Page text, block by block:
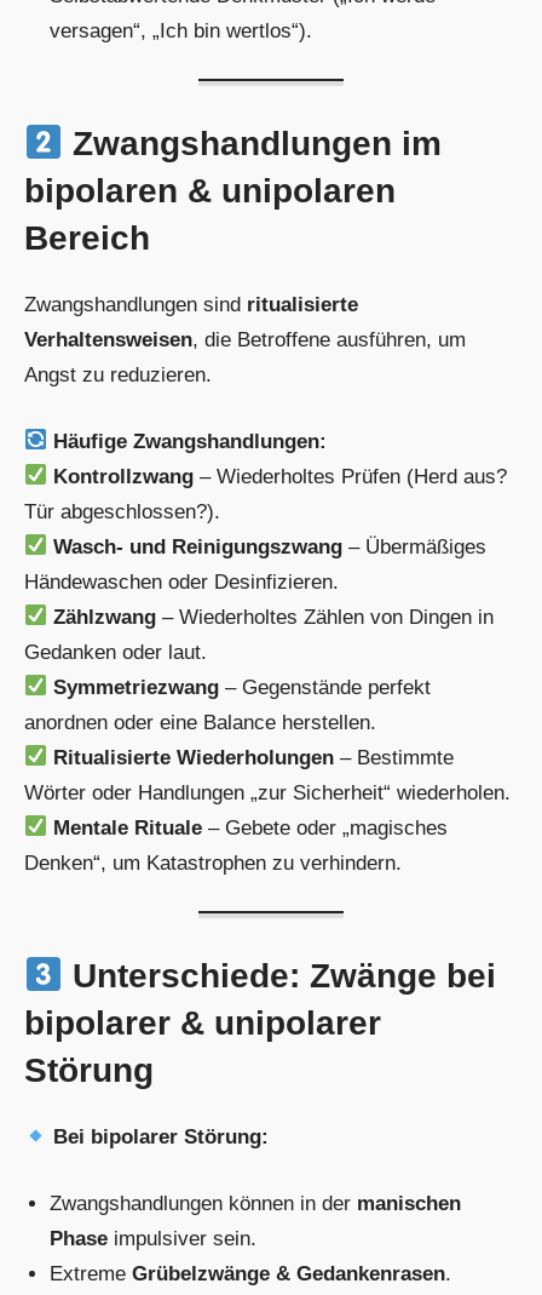
versagen“, „Ich bin wertlos“).
Zwangshandlungen im
bipolaren & unipolaren
Bereich
Zwangshandlungen sind ritualisierte
Verhaltensweisen, die Betroffene ausführen, um
Angst zu reduzieren.
Häufige Zwangshandlungen:
Kontrollzwang – Wiederholtes Prüfen (Herd aus?
Tür abgeschlossen?).
Wasch- und Reinigungszwang – Übermäßiges
Händewaschen oder Desinfizieren.
Zählzwang – Wiederholtes Zählen von Dingen in
Gedanken oder laut.
Symmetriezwang – Gegenstände perfekt
anordnen oder eine Balance herstellen.
Ritualisierte Wiederholungen – Bestimmte
Wörter oder Handlungen „zur Sicherheit“ wiederholen.
Mentale Rituale – Gebete oder „magisches
Denken“, um Katastrophen zu verhindern.
Unterschiede: Zwänge bei
bipolarer & unipolarer
Störung
Bei bipolarer Störung:
Zwangshandlungen können in der manischen
Phase impulsiver sein.
ExtremeGrübelzwänge & Gedankenrasen.